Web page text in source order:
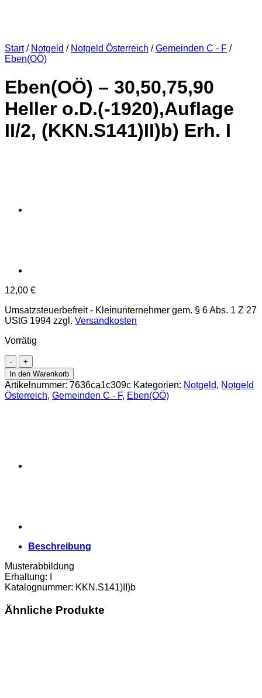
Start / Notgeld / Notgeld Österreich / Gemeinden C - F /
Eben(OÖ)
Eben(OÖ) – 30,50,75,90
Heller o.D.(-1920),Auflage
II/2, (KKN.S141)II)b) Erh. I
12,00 €
Umsatzsteuerbefreit - Kleinunternehmer gem. § 6 Abs. 1 Z 27
UStG 1994 zzgl. Versandkosten
Vorrätig
Eben(OÖ)
-
30,50,75,90
Heller
o.D.
Menge
In den Warenkorb
Artikelnummer: 7636ca1c309c Kategorien: Notgeld, Notgeld
Österreich, Gemeinden C - F, Eben(OÖ)
Beschreibung
Musterabbildung
Erhaltung: I
Katalognummer: KKN.S141)II)b
Ähnliche Produkte